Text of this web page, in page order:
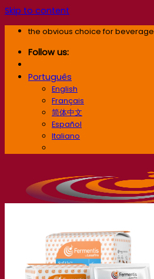
Skip to content
the obvious choice for beverage
Follow us:
Português
English
Français
简体中文
Español
Italiano